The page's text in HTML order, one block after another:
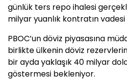
günlük ters repo ihalesi
milyar yuanlık kontratın
PBOC’un döviz piyasasına
birlikte ülkenin döviz
bir ayda yaklaşık 40 milyar
göstermesi bekleniyor.